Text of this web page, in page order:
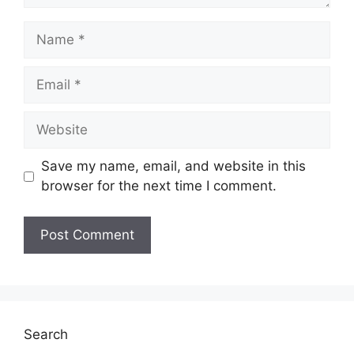
Name
Email
Website
Save my name, email, and website in this
browser for the next time I comment.
Search